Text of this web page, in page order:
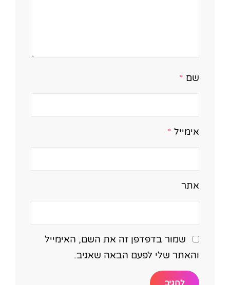
שם *
אימייל *
אתר
שמור בדפדפן זה את השם, האימייל
והאתר שלי לפעם הבאה שאגיב.